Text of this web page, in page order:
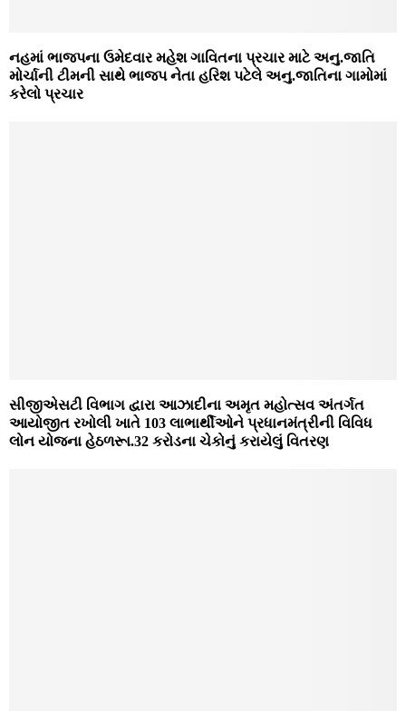
નહમાં ભાજપના ઉમેદવાર મહેશ ગાવિતના પ્રચાર માટે અનુ.જાતિ
મોર્ચાની ટીમની સાથે ભાજપ નેતા હરિશ પટેલે અનુ.જાતિના ગામોમાં
કરેલો પ્રચાર
સીજીએસટી વિભાગ દ્વારા આઝાદીના અમૃત મહોત્‍સવ અંતર્ગત
આયોજીત રખોલી ખાતે 103 લાભાર્થીઓને પ્રધાનમંત્રીની વિવિધ
લોન યોજના હેઠળરૂા.32 કરોડના ચેકોનું કરાયેલું વિતરણ